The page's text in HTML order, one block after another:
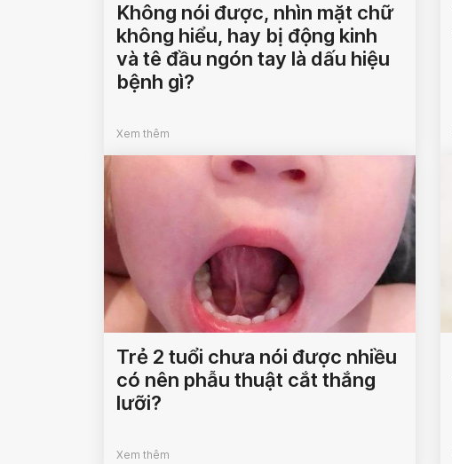
Không nói được, nhìn mặt chữ
không hiểu, hay bị động kinh
và tê đầu ngón tay là dấu hiệu
bệnh gì?
Xem thêm
Trẻ 2 tuổi chưa nói được nhiều
có nên phẫu thuật cắt thắng
lưỡi?
Xem thêm